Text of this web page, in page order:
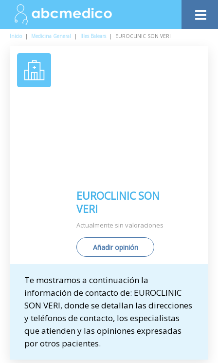
Inicio | Medicina General | Illes Balears | EUROCLINIC SON VERI
EUROCLINIC SON
VERI
Actualmente sin valoraciones
Añadir opinión
Te mostramos a continuación la
información de contacto de: EUROCLINIC
SON VERI, donde se detallan las direcciones
y teléfonos de contacto, los especialistas
que atienden y las opiniones expresadas
por otros pacientes.